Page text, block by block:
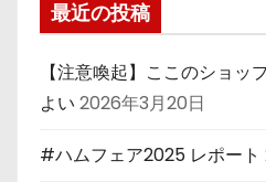
最近の投稿
【注意喚起】ここのショッ
よい 2026年3月20日
#ハムフェア2025 レポート